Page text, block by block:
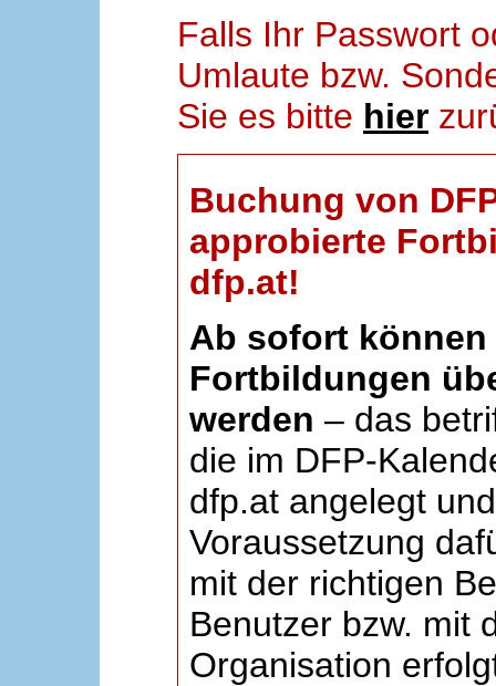
Falls Ihr Passwort
Umlaute bzw.
Sie es bitte hier
Buchung von
approbierte
dfp.at!
Ab sofort können
Fortbildungen
werden – das
die im DFP-
dfp.at angelegt
Voraussetzung
mit der richtigen
Benutzer bzw. mit
Organisation